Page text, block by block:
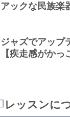
アックな民族楽
ジャズでアップ
【疾走感がかっ
レッスンに